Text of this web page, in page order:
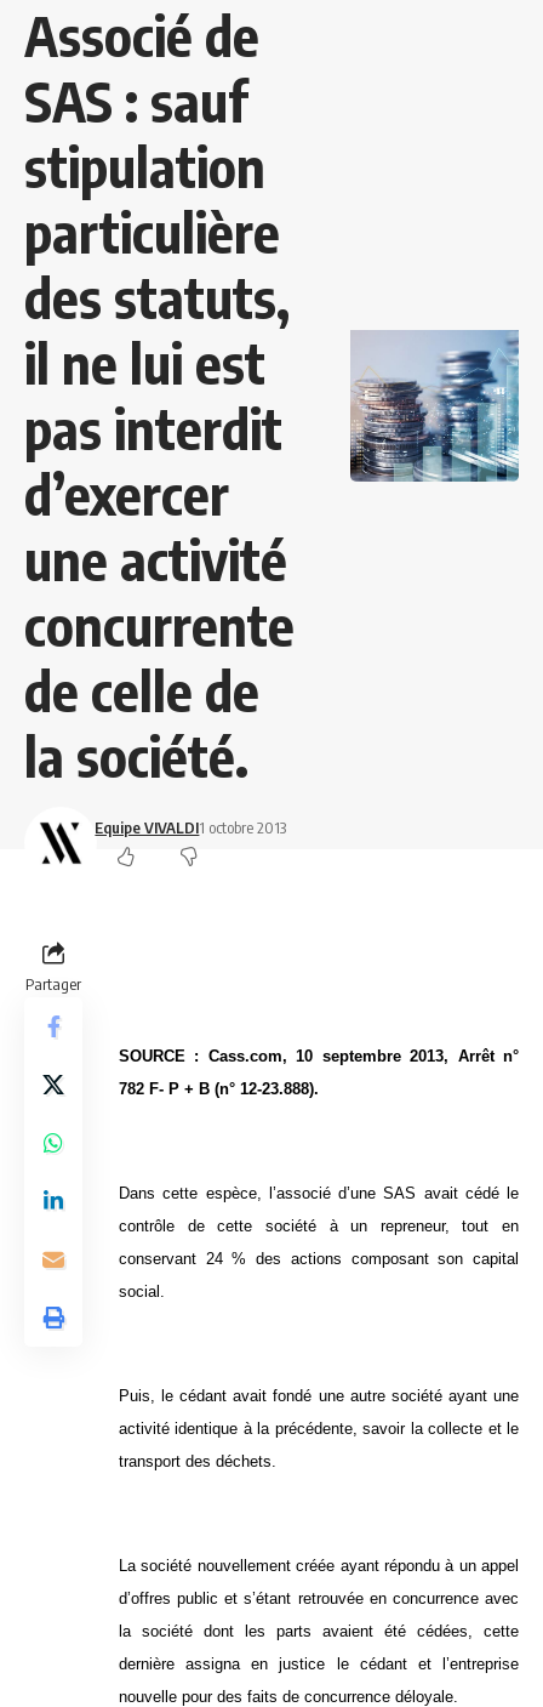
Associé de
SAS : sauf
stipulation
particulière
des statuts,
il ne lui est
pas interdit
d’exercer
une activité
concurrente
de celle de
la société.
Equipe VIVALDI1 octobre 2013
Partager
SOURCE : Cass.com, 10 septembre 2013, Arrêt n°
782 F- P + B (n° 12-23.888).
Dans cette espèce, l’associé d’une SAS avait cédé le
contrôle de cette société à un repreneur, tout en
conservant 24 % des actions composant son capital
social.
Puis, le cédant avait fondé une autre société ayant une
activité identique à la précédente, savoir la collecte et le
transport des déchets.
La société nouvellement créée ayant répondu à un appel
d’offres public et s’étant retrouvée en concurrence avec
la société dont les parts avaient été cédées, cette
dernière assigna en justice le cédant et l’entreprise
nouvelle pour des faits de concurrence déloyale.